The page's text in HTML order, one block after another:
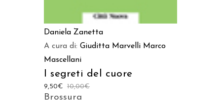
Daniela Zanetta
A cura di: Giuditta Marvelli Marco
Mascellani
I segreti del cuore
10,00€
9,50€
Brossura